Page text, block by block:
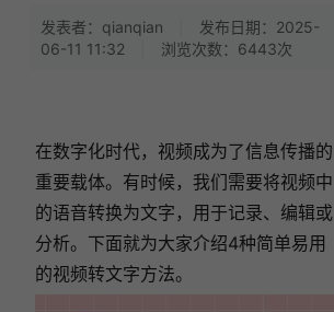
发表者：qianqian
发布日期：2025-
06-11 11:32
浏览次数：6443次
在数字化时代，视频成为了信息传播的
重要载体。有时候，我们需要将视频中
的语音转换为文字，用于记录、编辑或
分析。下面就为大家介绍4种简单易用
的视频转文字方法。